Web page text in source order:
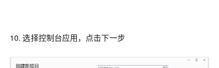
10. 选择控制台应用，点击下一步